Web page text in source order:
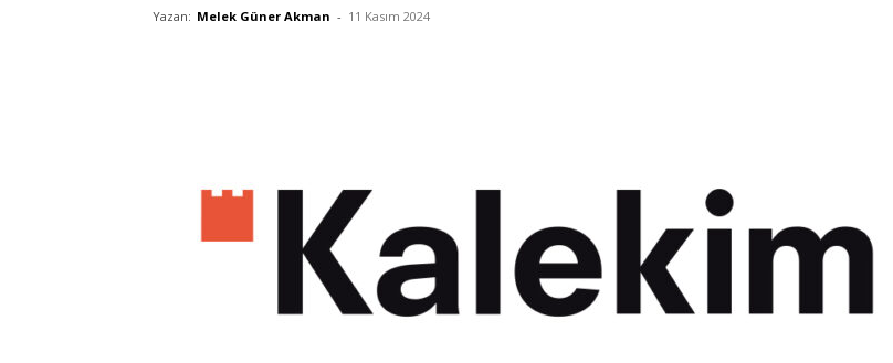
Yazan: Melek Güner Akman - 11 Kasım 2024